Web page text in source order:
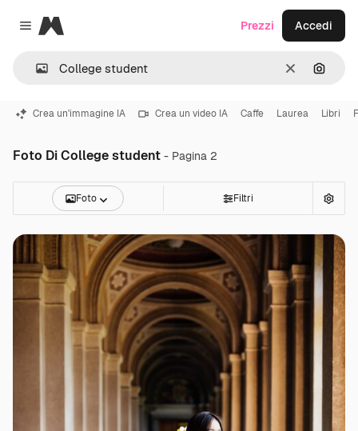
Close menu
Magnific
CancellaCerca
Prezzi Accedi
Crea un'immagine IA Crea un video IA Caffe Laurea Libri
Foto Di College student - Pagina 2
Foto Filtri